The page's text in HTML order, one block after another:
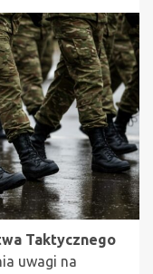
Taktycznego
uwagi na